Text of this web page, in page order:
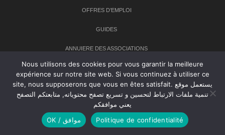
OFFRES D’EMPLOI
GUIDES
ANNUIERE DES ASSOCIATIONS
Newsletter
Inscrivez-vous à notre newsletter pour recevoir les dernières
nouvelles sur TANMIA
Nous utilisons des cookies pour vous garantir la meilleure
expérience sur notre site web. Si vous continuez à utiliser ce
site, nous supposerons que vous en êtes satisfait. يستعمل موقع
تنمية ملفات الارتباط لتحسين و تسريع تصفح محتوياته, متابعتكم التصفح
يعني موافقكم
OK / موافق
Politique de confidentialité